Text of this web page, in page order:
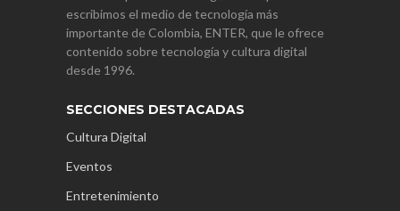
escribimos el medio de tecnología más
importante de Colombia, ENTER, que le ofrece
contenido sobre tecnología y cultura digital
desde 1996.
SECCIONES DESTACADAS
Cultura Digital
Eventos
Entretenimiento